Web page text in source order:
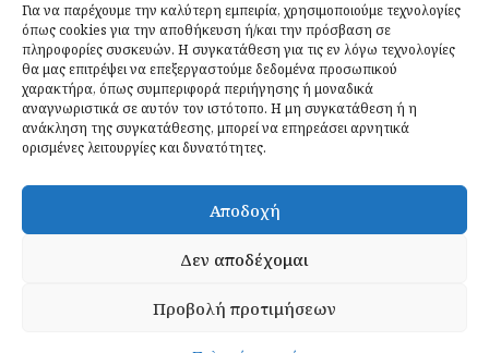
Για να παρέχουμε την καλύτερη εμπειρία, χρησιμοποιούμε τεχνολογίες
όπως cookies για την αποθήκευση ή/και την πρόσβαση σε
πληροφορίες συσκευών. Η συγκατάθεση για τις εν λόγω τεχνολογίες
θα μας επιτρέψει να επεξεργαστούμε δεδομένα προσωπικού
χαρακτήρα, όπως συμπεριφορά περιήγησης ή μοναδικά
αναγνωριστικά σε αυτόν τον ιστότοπο. Η μη συγκατάθεση ή η
ανάκληση της συγκατάθεσης, μπορεί να επηρεάσει αρνητικά
ορισμένες λειτουργίες και δυνατότητες.
Αποδοχή
Δεν αποδέχομαι
Προβολή προτιμήσεων
Ιδανικές Τροφές 26 Ιουλίου 2026
Εγγραφείτε
ΕΓΓΡΑΦΉ
Έχω διαβάσει και δέχομαι τηνπολιτική απορρήτου